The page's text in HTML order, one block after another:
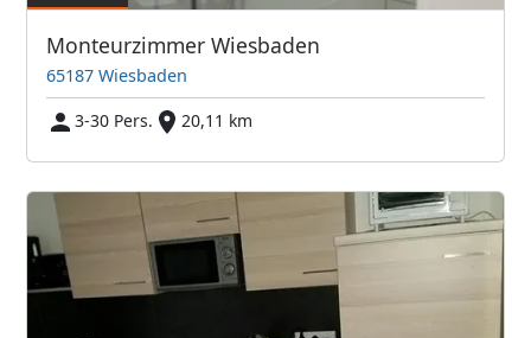
Monteurzimmer Wiesbaden
65187 Wiesbaden
3-30 Pers.
20,11 km